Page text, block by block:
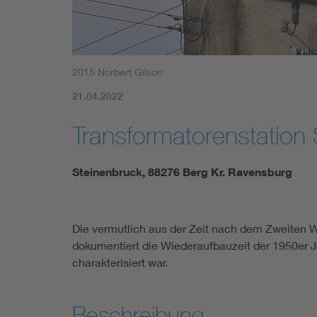
2015 Norbert Gilson
21.04.2022
Steinenbruck, 88276 Berg Kr. Ravensburg
Die vermutlich aus der Zeit nach dem Zweiten
dokumentiert die Wiederaufbauzeit der 1950er
charakterisiert war.